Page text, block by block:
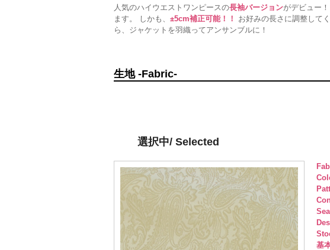
人気のハイウエストワンピースの長袖バージョンがデビュー
ます。 しかも、 ±5cm補正可能！！
お好みの長さに調整して
ら、ジャケットを羽織ってアンサンブルに！
生地 -Fabric-
選択中/ Selected
基